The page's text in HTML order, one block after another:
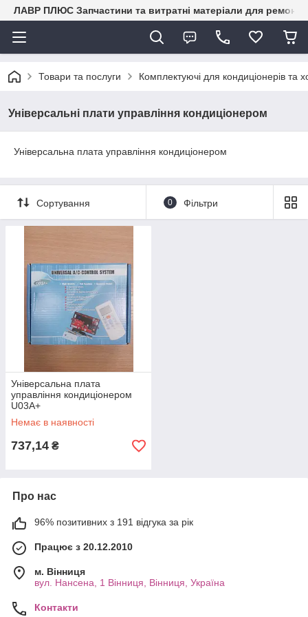
ЛАВР ПЛЮС Запчастини та витратні матеріали для ремонту
Товари та послуги Комплектуючі для кондиціонерів та
Універсальні плати управління кондиціонером
Універсальна плата управління кондиціонером
Сортування 0 Фільтри
Універсальна плата
управління кондиціонером
U03A+
Немає в наявності
737,14 ₴
Про нас
96% позитивних з 191 відгука за рік
Працює з 20.12.2010
м. Вінниця
вул. Нансена, 1 Вінниця, Вінниця, Україна
Контакти